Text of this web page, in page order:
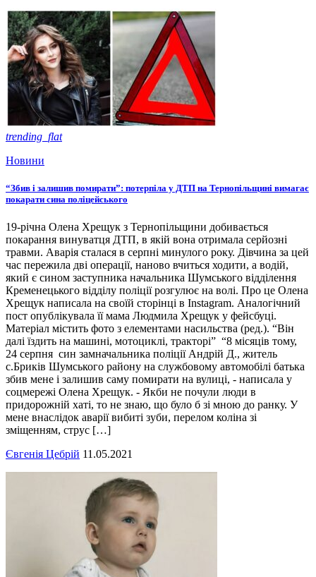
trending_flat
Новини
“Збив і залишив помирати”: потерпіла у ДТП на Тернопільщині вимагає
покарати сина поліцейського
19-річна Олена Хрещук з Тернопільщини добивається
покарання винуватця ДТП, в якій вона отримала серйозні
травми. Аварія сталася в серпні минулого року. Дівчина за цей
час пережила дві операції, наново вчиться ходити, а водій,
який є сином заступника начальника Шумського відділення
Кременецького відділу поліції розгулює на волі. Про це Олена
Хрещук написала на своїй сторінці в Instagram. Аналогічний
пост опублікувала її мама Людмила Хрещук у фейсбуці.
Матеріал містить фото з елементами насильства (ред.). “Він
далі їздить на машині, мотоциклі, тракторі” “8 місяців тому,
24 серпня син замначальника поліції Андрій Д., житель
с.Бриків Шумського району на службовому автомобілі батька
збив мене і залишив саму помирати на вулиці, - написала у
соцмережі Олена Хрещук. - Якби не почули люди в
придорожній хаті, то не знаю, що було б зі мною до ранку. У
мене внаслідок аварії вибиті зуби, перелом коліна зі
зміщенням, струс […]
Євгенія Цебрій 11.05.2021